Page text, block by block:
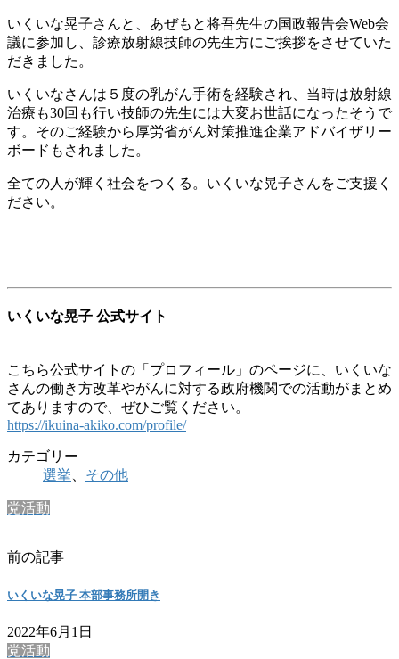
いくいな晃子さんと、あぜもと将吾先生の国政報告会Web会
議に参加し、診療放射線技師の先生方にご挨拶をさせていた
だきました。
いくいなさんは５度の乳がん手術を経験され、当時は放射線
治療も30回も行い技師の先生には大変お世話になったそうで
す。そのご経験から厚労省がん対策推進企業アドバイザリー
ボードもされました。
全ての人が輝く社会をつくる。いくいな晃子さんをご支援く
ださい。
いくいな晃子 公式サイト
こちら公式サイトの「プロフィール」のページに、いくいな
さんの働き方改革やがんに対する政府機関での活動がまとめ
てありますので、ぜひご覧ください。
https://ikuina-akiko.com/profile/
カテゴリー
選挙
その他
党活動
前の記事
いくいな晃子 本部事務所開き
2022年6月1日
党活動